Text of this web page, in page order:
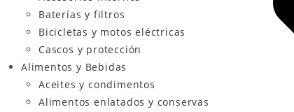
Baterías y filtros
Bicicletas y motos eléctricas
Cascos y protección
Alimentos y Bebidas
Aceites y condimentos
Alimentos enlatados y conservas